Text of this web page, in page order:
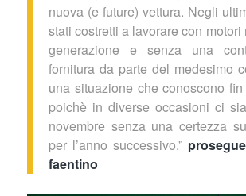
nuova (e future) vettura. Negli
stati costretti a lavorare con
generazione e senza una
fornitura da parte del medesimo
una situazione che conoscono
poichè in diverse occasioni ci
novembre senza una certezza
per l’anno successivo.”
faentino